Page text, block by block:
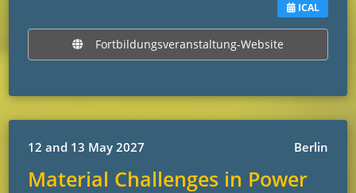
ICAL
Fortbildungsveranstaltung-Website
12 and 13 May 2027 Berlin
Material Challenges in Power